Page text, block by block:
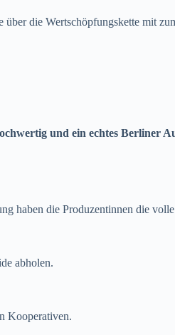
die Wertschöpfungskette mit
und ein echtes Berliner
haben die Produzentinnen die
abholen.
Kooperativen.